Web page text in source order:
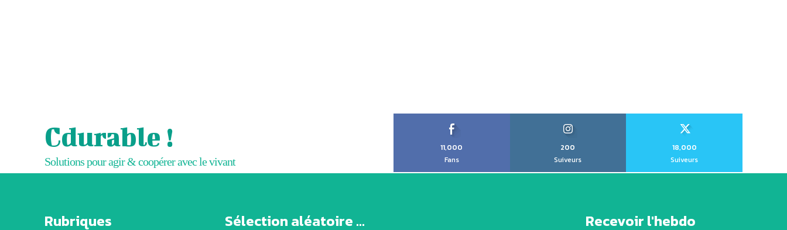
Cdurable !
Solutions pour agir & coopérer avec le vivant
11,000
Fans
200
Suiveurs
18,000
Suiveurs
Rubriques Sélection aléatoire ... Recevoir l'hebdo